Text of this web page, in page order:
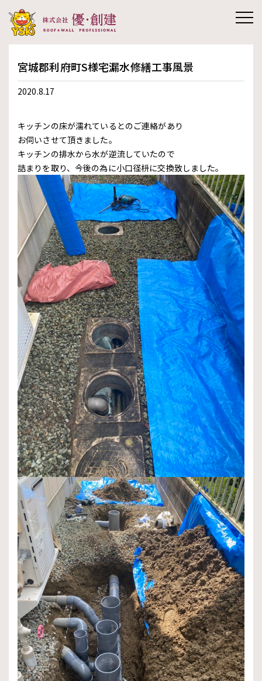
株式会社優創
建
宮城郡利府町S様宅漏水修繕工事風景
2020.8.17
キッチンの床が濡れているとのご連絡があり
お伺いさせて頂きました。
キッチンの排水から水が逆流していたので
詰まりを取り、今後の為に小口径枡に交換致しました。